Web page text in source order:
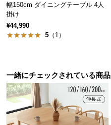
セ
に
つ
保
証
に
つ
幅150cm ダイニングテーブル 4人
掛け
¥44,990
5 （1）
一緒にチェックされている商品